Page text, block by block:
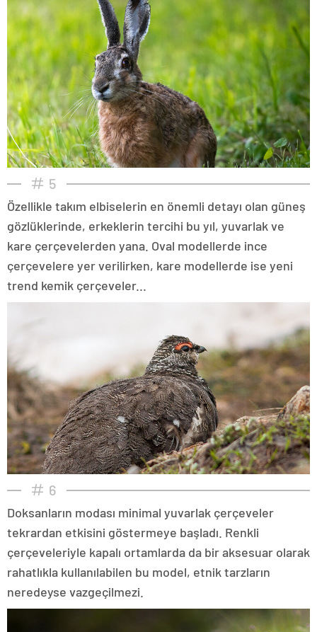
5
Özellikle takım elbiselerin en önemli detayı olan güneş
gözlüklerinde, erkeklerin tercihi bu yıl, yuvarlak ve
kare çerçevelerden yana. Oval modellerde ince
çerçevelere yer verilirken, kare modellerde ise yeni
trend kemik çerçeveler...
6
Doksanların modası minimal yuvarlak çerçeveler
tekrardan etkisini göstermeye başladı. Renkli
çerçeveleriyle kapalı ortamlarda da bir aksesuar olarak
rahatlıkla kullanılabilen bu model, etnik tarzların
neredeyse vazgeçilmezi.